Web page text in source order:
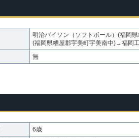
明治バイソン（ソフトボール）(福岡
(福岡県糟屋郡宇美町宇美南中)→福岡
無
6歳